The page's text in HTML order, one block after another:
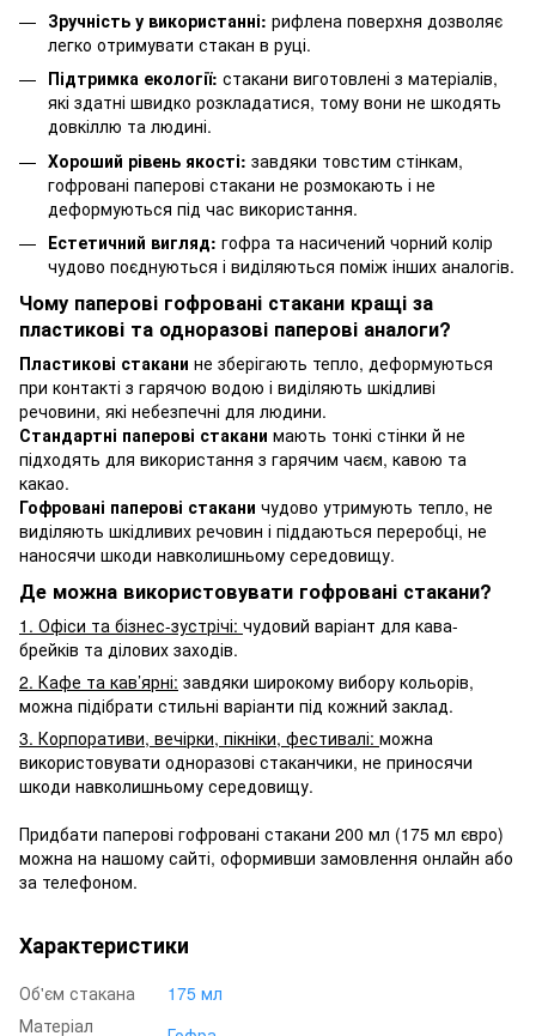
Зручність у використанні: рифлена поверхня дозволяє
легко отримувати стакан в руці.
Підтримка екології: стакани виготовлені з матеріалів,
які здатні швидко розкладатися, тому вони не шкодять
довкіллю та людині.
Хороший рівень якості: завдяки товстим стінкам,
гофровані паперові стакани не розмокають і не
деформуються під час використання.
Естетичний вигляд: гофра та насичений чорний колір
чудово поєднуються і виділяються поміж інших аналогів.
Чому паперові гофровані стакани кращі за
пластикові та одноразові паперові аналоги?
Пластикові стакани не зберігають тепло, деформуються
при контакті з гарячою водою і виділяють шкідливі
речовини, які небезпечні для людини.
Стандартні паперові стакани мають тонкі стінки й не
підходять для використання з гарячим чаєм, кавою та
какао.
Гофровані паперові стакани чудово утримують тепло, не
виділяють шкідливих речовин і піддаються переробці, не
наносячи шкоди навколишньому середовищу.
Де можна використовувати гофровані стакани?
1. Офіси та бізнес-зустрічі: чудовий варіант для кава-
брейків та ділових заходів.
2. Кафе та кав’ярні: завдяки широкому вибору кольорів,
можна підібрати стильні варіанти під кожний заклад.
3. Корпоративи, вечірки, пікніки, фестивалі: можна
використовувати одноразові стаканчики, не приносячи
шкоди навколишньому середовищу.
Придбати паперові гофровані стакани 200 мл (175 мл євро)
можна на нашому сайті, оформивши замовлення онлайн або
за телефоном.
Характеристики
Об'єм стакана
175 мл
Матеріал